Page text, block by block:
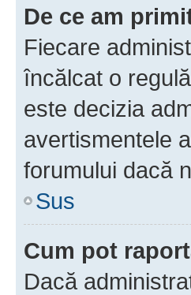
De ce am
Fiecare
încălcat o
este decizia
avertismentele
forumului dacă
Sus
Cum pot
Dacă